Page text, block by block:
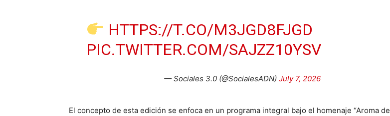
HTTPS://T.CO/M3JGD8FJGD
PIC.TWITTER.COM/SAJZZ10YSV
— Sociales 3.0 (@SocialesADN) July 7, 2026
El concepto de esta edición se enfoca en un programa integral bajo el homenaje “Aroma de